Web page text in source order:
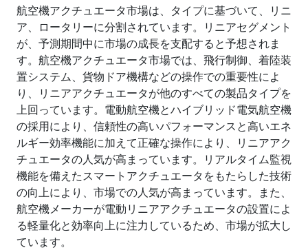
航空機アクチュエータ市場は、タイプに基づいて、リニ
ア、ロータリーに分割されています。リニアセグメント
が、予測期間中に市場の成長を支配すると予想されま
す。航空機アクチュエータ市場では、飛行制御、着陸装
置システム、貨物ドア機構などの操作での重要性によ
り、リニアアクチュエータが他のすべての製品タイプを
上回っています。電動航空機とハイブリッド電気航空機
の採用により、信頼性の高いパフォーマンスと高いエネ
ルギー効率機能に加えて正確な操作により、リニアアク
チュエータの人気が高まっています。リアルタイム監視
機能を備えたスマートアクチュエータをもたらした技術
の向上により、市場での人気が高まっています。また、
航空機メーカーが電動リニアアクチュエータの設置によ
る軽量化と効率向上に注力しているため、市場が拡大し
ています。